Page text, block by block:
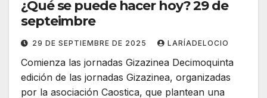
¿Qué se puede hacer hoy? 29 de
septeimbre
29 DE SEPTIEMBRE DE 2025 LARÍADELOCIO
Comienza las jornadas Gizazinea Decimoquinta
edición de las jornadas Gizazinea, organizadas
por la asociación Caostica, que plantean una